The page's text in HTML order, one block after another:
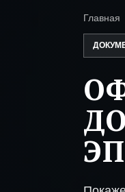
Главная